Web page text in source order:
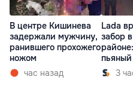
В центре Кишинева
задержали мужчину,
ранившего прохожего
ножом
час назад
Lada
забор
3